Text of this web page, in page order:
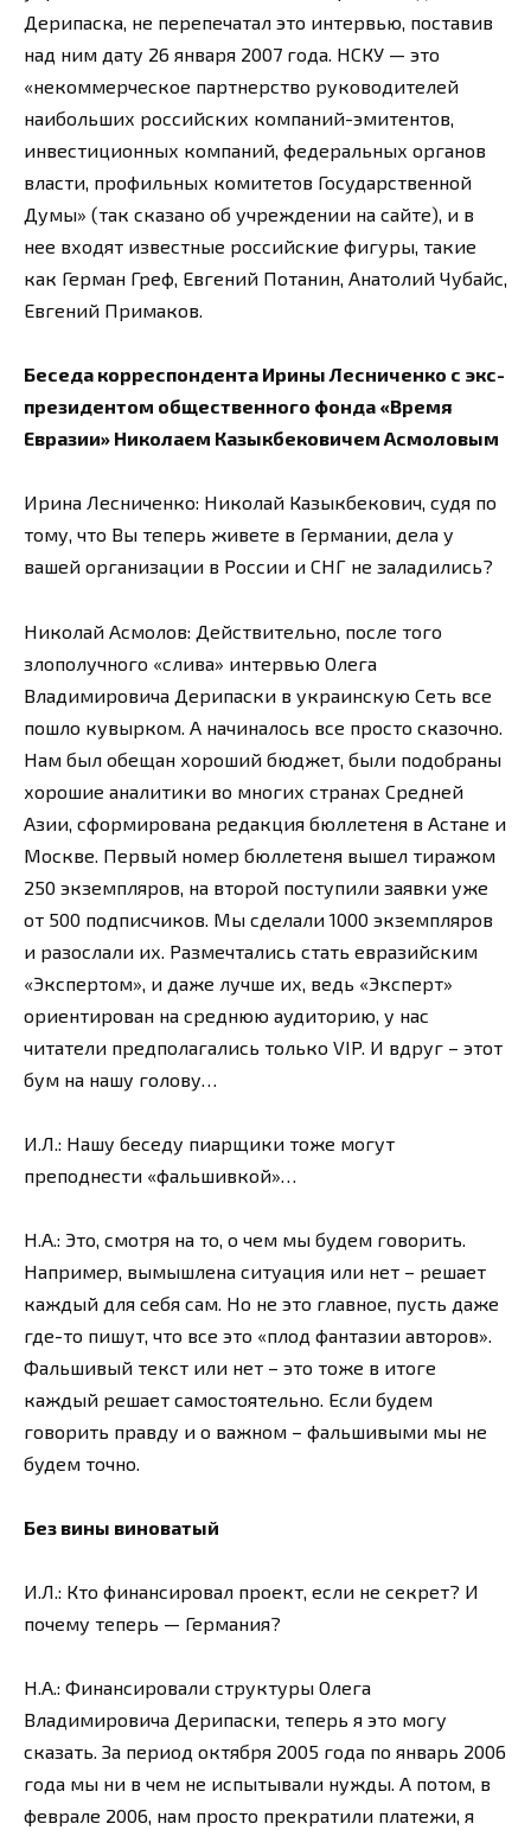
Дерипаска, не перепечатал это интервью, поставив
над ним дату 26 января 2007 года. НСКУ — это
«некоммерческое партнерство руководителей
наибольших российских компаний-эмитентов,
инвестиционных компаний, федеральных органов
власти, профильных комитетов Государственной
Думы» (так сказано об учреждении на сайте), и в
нее входят известные российские фигуры, такие
как Герман Греф, Евгений Потанин, Анатолий Чубайс,
Евгений Примаков.
Беседа корреспондента Ирины Лесниченко с экс-
президентом общественного фонда «Время
Евразии» Николаем Казыкбековичем Асмоловым
Ирина Лесниченко: Николай Казыкбекович, судя по
тому, что Вы теперь живете в Германии, дела у
вашей организации в России и СНГ не заладились?
Николай Асмолов: Действительно, после того
злополучного «слива» интервью Олега
Владимировича Дерипаски в украинскую Сеть все
пошло кувырком. А начиналось все просто сказочно.
Нам был обещан хороший бюджет, были подобраны
хорошие аналитики во многих странах Средней
Азии, сформирована редакция бюллетеня в Астане и
Москве. Первый номер бюллетеня вышел тиражом
250 экземпляров, на второй поступили заявки уже
от 500 подписчиков. Мы сделали 1000 экземпляров
и разослали их. Размечтались стать евразийским
«Экспертом», и даже лучше их, ведь «Эксперт»
ориентирован на среднюю аудиторию, у нас
читатели предполагались только VIP. И вдруг – этот
бум на нашу голову…
И.Л.: Нашу беседу пиарщики тоже могут
преподнести «фальшивкой»…
Н.А.: Это, смотря на то, о чем мы будем говорить.
Например, вымышлена ситуация или нет – решает
каждый для себя сам. Но не это главное, пусть даже
где-то пишут, что все это «плод фантазии авторов».
Фальшивый текст или нет – это тоже в итоге
каждый решает самостоятельно. Если будем
говорить правду и о важном – фальшивыми мы не
будем точно.
Без вины виноватый
И.Л.: Кто финансировал проект, если не секрет? И
почему теперь — Германия?
Н.А.: Финансировали структуры Олега
Владимировича Дерипаски, теперь я это могу
сказать. За период октября 2005 года по январь 2006
года мы ни в чем не испытывали нужды. А потом, в
феврале 2006, нам просто прекратили платежи, я